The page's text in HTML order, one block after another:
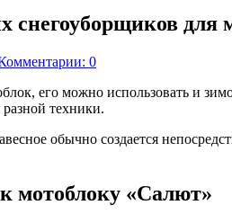
снегоуборщиков для
0
его можно использовать и
техники.
обычно создается
мотоблоку «Салют»